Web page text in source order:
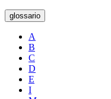
glossario
A
B
C
D
E
I